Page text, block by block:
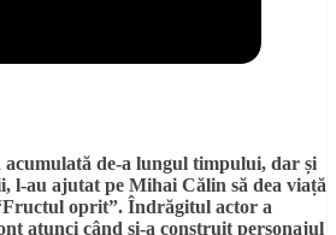
acumulată de-a lungul timpului, dar și
l-au ajutat pe Mihai Călin să dea viață
Fructul oprit”. Îndrăgitul actor a
atunci când și-a construit personajul